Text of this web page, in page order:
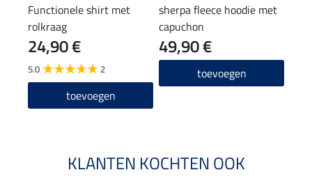
Functionele shirt met
rolkraag
24,90 €
5.0 2
toevoegen
sherpa fleece hoodie met
capuchon
49,90 €
toevoegen
KLANTEN KOCHTEN OOK